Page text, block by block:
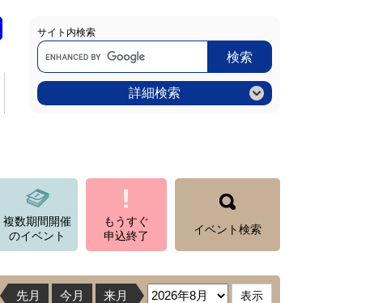
サイト内検索
Google
カ
ス
タ
ム
検
詳細検索
複数期間開催
のイベント
もうすぐ
申込終了
イベント検索
先月 今月 来月